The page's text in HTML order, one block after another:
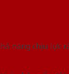
năng chịu lực